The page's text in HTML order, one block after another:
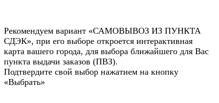
Рекомендуем вариант «САМОВЫВОЗ ИЗ ПУНКТА
СДЭК», при его выборе откроется интерактивная
карта вашего города, для выбора ближайшего для Вас
пункта выдачи заказов (ПВЗ).
Подтвердите свой выбор нажатием на кнопку
«Выбрать»